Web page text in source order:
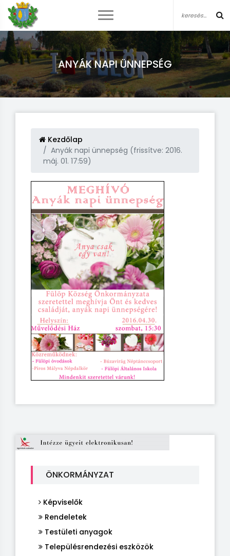
ANYÁK NAPI ÜNNEPSÉG
ÖNKORMÁNYZAT
Képviselők
Rendeletek
Testületi anyagok
Településrendezési eszközök
Kezdőlap
Anyák napi ünnepség (frissítve: 2016.
máj. 01. 17:59)